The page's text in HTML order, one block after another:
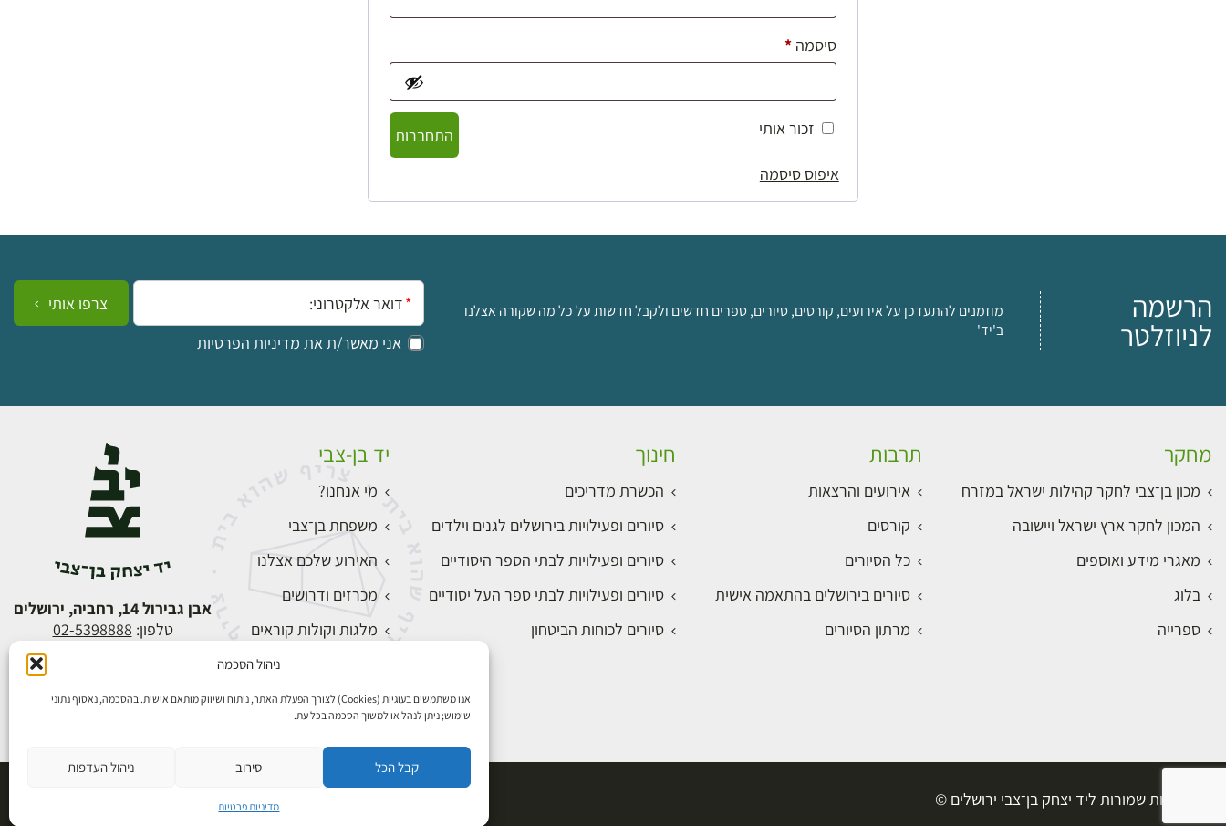
ניהול הסכמה
אנו משתמשים בעוגיות (Cookies) לצורך הפעלת האתר, ניתוח ושיווק מותאם אישית. בהסכמה, נאסוף נתוני
שימוש; ניתן לנהל או למשוך הסכמה בכל עת.
קבל הכל סירוב ניהול העדפות
מדיניות פרטיות
סיסמה*חובה
זכור אותי
התחברות
איפוס סיסמה
הרשמה
לניוזלטר
מוזמנים להתעדכן על אירועים, קורסים, סיורים, ספרים חדשים ולקבל חדשות על כל מה שקורה אצלנו
ב'יד'
אימייל:
אני מאשר/ת את מדיניות הפרטיות
צרפו אותי
מחקר
מכון בן־צבי לחקר קהילות ישראל במזרח
המכון לחקר ארץ ישראל ויישובה
מאגרי מידע ואוספים
בלוג
ספרייה
תרבות
אירועים והרצאות
קורסים
כל הסיורים
סיורים בירושלים בהתאמה אישית
מרתון הסיורים
חינוך
הכשרת מדריכים
סיורים ופעילויות בירושלים לגנים וילדים
סיורים ופעילויות לבתי הספר היסודיים
סיורים ופעילויות לבתי ספר העל יסודיים
סיורים לכוחות הביטחון
יד בן-צבי
מי אנחנו?
משפחת בן־צבי
האירוע שלכם אצלנו
מכרזים ודרושים
מלגות וקולות קוראים
התחברות
אבן גבירול 14, רחביה, ירושלים
טלפון: 02-5398888
כל הזכויות שמורות ליד יצחק בן־צבי ירושלים ©